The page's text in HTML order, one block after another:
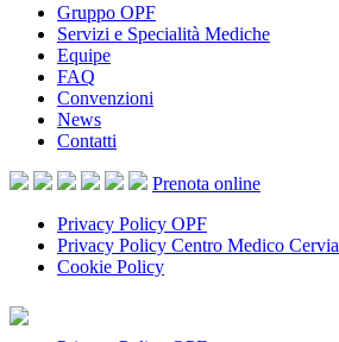
Gruppo OPF
Servizi e Specialità Mediche
Equipe
FAQ
Convenzioni
News
Contatti
Prenota online
Privacy Policy OPF
Privacy Policy Centro Medico Cervia
Cookie Policy